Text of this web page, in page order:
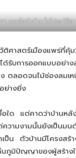
มนต์ขลังบ้านไม้ประวัติศ
ศาสตร์เมืองแพร่ที่คุ้
รับการออกแบบอย่า
ตลอดจนไม้ช่องลมเห
ไว้เป็นอย่างยิ่ง
อใด แต่คาดว่าบ้านห
วามงามนั้นยังเป็นม
ป็น ตัวบ้านมีโครงสร้
นภูมิปัญญาของผู้สร้า